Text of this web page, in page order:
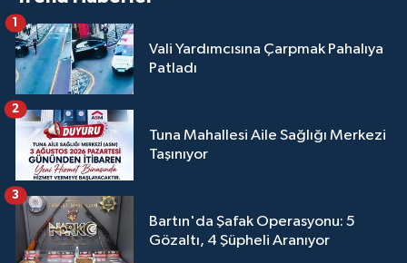
Vali Yardımcısına Çarpmak Pahalıya
Patladı
1
Tuna Mahallesi Aile Sağlığı Merkezi
Taşınıyor
2
Bartın'da Şafak Operasyonu: 5
Gözaltı, 4 Şüpheli Aranıyor
3